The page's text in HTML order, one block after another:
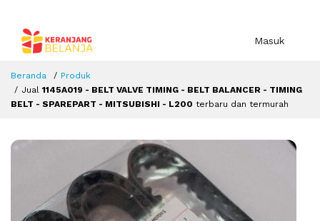
Masuk
Beranda
Produk
Jual 1145A019 - BELT VALVE TIMING - BELT BALANCER - TIMING
BELT - SPAREPART - MITSUBISHI - L200 terbaru dan termurah